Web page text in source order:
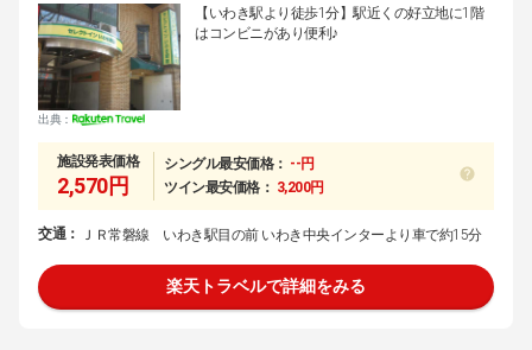
出典：
【いわき駅より徒歩1分】駅近くの好立地に1階
はコンビニがあり便利♪
施設発表価格
2,570円
シングル最安価格： --円
ツイン最安価格： 3,200円
交通： ＪＲ常磐線 いわき駅目の前 いわき中央インターより車で約15分
楽天トラベルで詳細をみる